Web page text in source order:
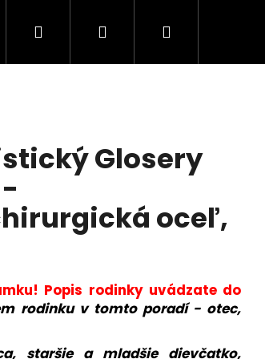
Blog Obchodné podmienky
Hľadať PrihlásenieNákupný
Glosery
oceľ,
Popis rodinky uvádzate do
rodinku v tomto poradí - otec,
staršie a mladšie dievčatko,